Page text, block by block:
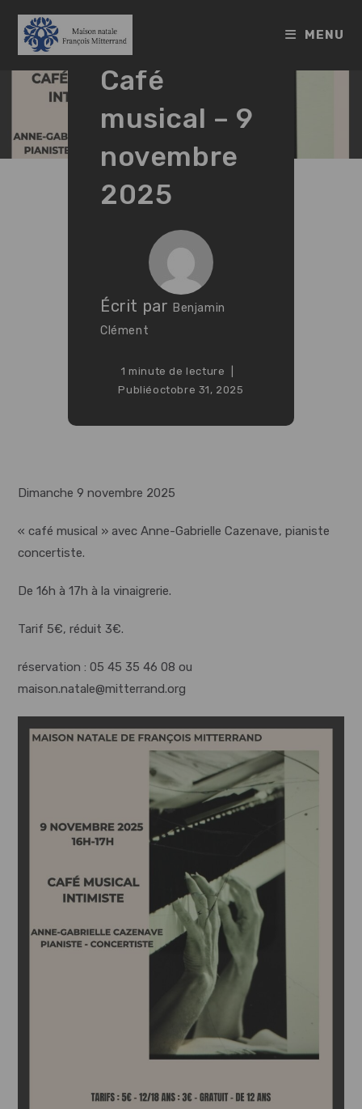
content
MENU
Café
musical – 9
novembre
2025
Écrit par Benjamin
Clément
1 minute de lecture
Publié octobre 31, 2025
Dimanche 9 novembre 2025
« café musical » avec Anne-Gabrielle Cazenave, pianiste
concertiste.
De 16h à 17h à la vinaigrerie.
Tarif 5€, réduit 3€.
réservation : 05 45 35 46 08 ou
maison.natale@mitterrand.org